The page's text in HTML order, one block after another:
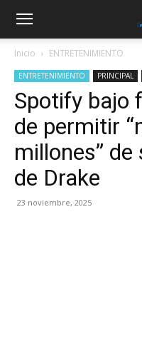
Inicio ENTRETENIMIENTO
ENTRETENIMIENTO PRINCIPAL
Spotify bajo
de permitir
millones”
de Drake
23 noviembre, 2025